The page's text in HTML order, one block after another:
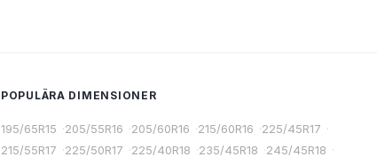
POPULÄRA DIMENSIONER
195/65R15 ·205/55R16 ·205/60R16 ·215/60R16 ·225/45R17 ·
215/55R17 ·225/50R17 ·225/40R18 ·235/45R18 ·245/45R18 ·